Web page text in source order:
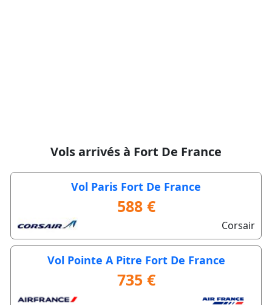
Vols arrivés à Fort De France
Vol Paris Fort De France
588 €
Corsair
Vol Pointe A Pitre Fort De France
735 €